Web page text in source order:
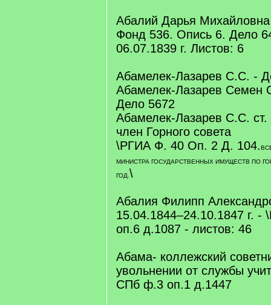
Абалий Дарья
Фонд 536. Опись 6. Дело
06.07.1839 г. Листов: 6
Абамелек-Лазарев С.С. -
Абамелек-Лазарев Семен
Дело 5672
Абамелек-Лазарев С.С.
член Горного совета
\РГИА Ф. 40 Оп. 2 Д. 104.
МИНИСТРА ГОСУДАРСТВЕННЫХ ИМУЩЕСТВ ПО
ГОД. \
Абалия Филипп
15.04.1844–24.10.1847 г.
оп.6 д.1087 - листов: 46
Абама- коллежский
увольнении от службы
СПб ф.3 оп.1 д.1447